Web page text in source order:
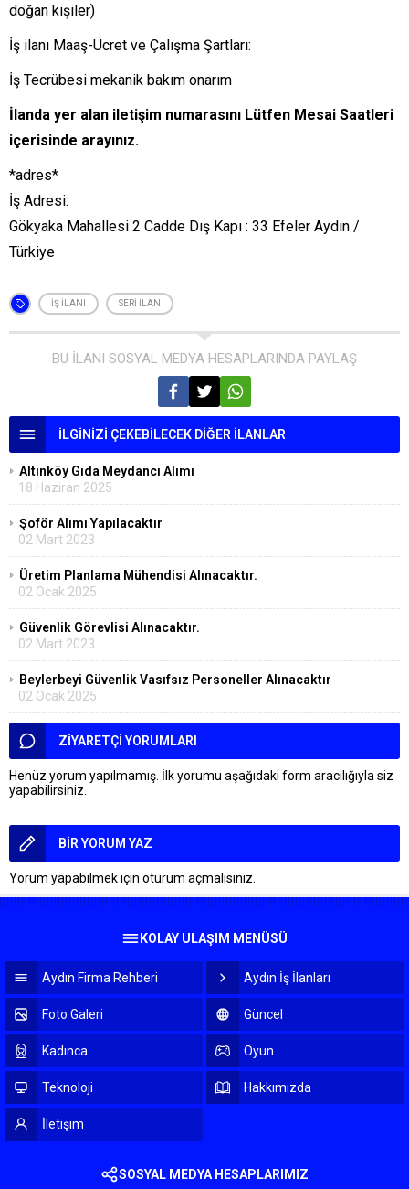
doğan kişiler)
İş ilanı Maaş-Ücret ve Çalışma Şartları:
İş Tecrübesi mekanik bakım onarım
İlanda yer alan iletişim numarasını Lütfen Mesai Saatleri
içerisinde arayınız.
*adres*
İş Adresi:
Gökyaka Mahallesi 2 Cadde Dış Kapı : 33 Efeler Aydın /
Türkiye
IŞ ILANI SERI ILAN
BU İLANI SOSYAL MEDYA HESAPLARINDA PAYLAŞ
İLGİNİZİ ÇEKEBİLECEK DİĞER İLANLAR
Altınköy Gıda Meydancı Alımı
18 Haziran 2025
Şoför Alımı Yapılacaktır
02 Mart 2023
Üretim Planlama Mühendisi Alınacaktır.
02 Ocak 2025
Güvenlik Görevlisi Alınacaktır.
02 Mart 2023
Beylerbeyi Güvenlik Vasıfsız Personeller Alınacaktır
02 Ocak 2025
ZİYARETÇİ YORUMLARI
Henüz yorum yapılmamış. İlk yorumu aşağıdaki form aracılığıyla siz
yapabilirsiniz.
BİR YORUM YAZ
Yorum yapabilmek için oturum açmalısınız
KOLAY ULAŞIM MENÜSÜ
Aydın Firma Rehberi Aydın İş İlanları
Foto Galeri Güncel
Kadınca Oyun
Teknoloji Hakkımızda
İletişim
SOSYAL MEDYA HESAPLARIMIZ